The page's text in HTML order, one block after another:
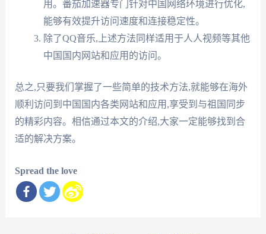
用。番茄加速器专门针对中国网络环境进行优化,
能够有效提升访问速度和连接稳定性。
除了QQ音乐,上述方法同样适用于人人视频等其他
中国国内网站和应用的访问。
总之,只要我们掌握了一些简单的技术方法,就能够在海外
顺利访问到中国国内各类网站和应用,享受到与祖国同步
的精彩内容。相信通过本文的介绍,大家一定能够找到合
适的解决方案。
Spread the love